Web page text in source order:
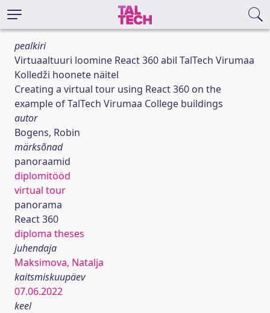
pealkiri
Virtuaaltuuri loomine React 360 abil TalTech Virumaa
Kolledži hoonete näitel
Creating a virtual tour using React 360 on the
example of TalTech Virumaa College buildings
autor
Bogens, Robin
märksõnad
panoraamid
diplomitööd
virtual tour
panorama
React 360
diploma theses
juhendaja
Maksimova, Natalja
kaitsmiskuupäev
07.06.2022
keel